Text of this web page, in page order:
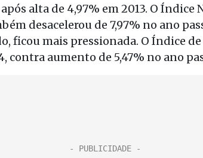
alta de 4,97% em 2013. O Índice
desacelerou de 7,97% no ano
ficou mais pressionada. O Índice
contra aumento de 5,47% no ano